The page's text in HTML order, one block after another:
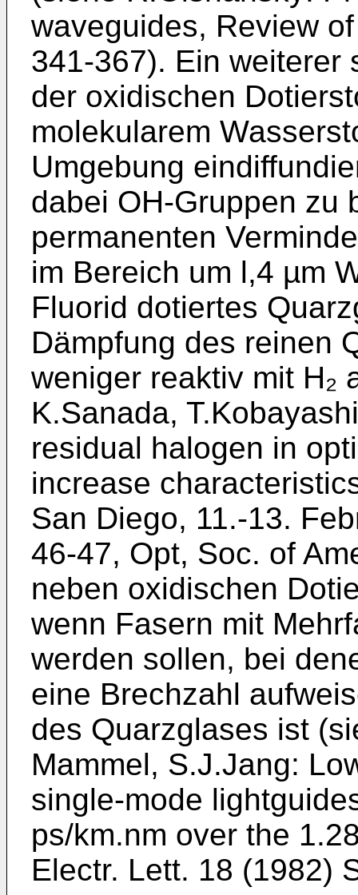
waveguides, Review
341-367). Ein weiterer
der oxidischen
molekularem
Umgebung
dabei OH-Gruppen zu
permanenten
im Bereich um l,4 µm
Fluorid dotiertes
Dämpfung des reinen
weniger reaktiv mit H₂
K.Sanada,
residual halogen in
increase
San Diego, 11.-13.
46-47, Opt, Soc. of
neben oxidischen
wenn Fasern mit
werden sollen, bei
eine Brechzahl
des Quarzglases ist
Mammel, S.J.Jang:
single-mode
ps/km.nm over the
Electr. Lett. 18 (1982)